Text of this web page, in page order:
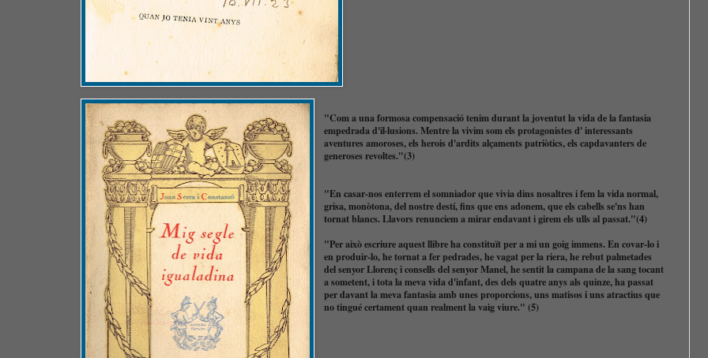
"Com a una formosa compensació tenim durant la joventut la vida de la fantasia
empedrada d'il·lusions. Mentre la vivim som els protagonistes d' interessants
aventures amoroses, els herois d'ardits alçaments patriòtics, els capdavanters de
generoses revoltes."(3)
"En casar-nos enterrem el somniador que vivia dins nosaltres i fem la vida normal,
grisa, monòtona, del nostre destí, fins que ens adonem, que els cabells se'ns han
tornat blancs. Llavors renunciem a mirar endavant i girem els ulls al passat."(4)
"Per això escriure aquest llibre ha constituït per a mi un goig immens. En covar-lo i
en produir-lo, he tornat a fer pedrades, he vagat per la riera, he rebut palmetades
del senyor Llorenç i consells del senyor Manel, he sentit la campana de la sang tocant
a sometent, i tota la meva vida d'infant, des dels quatre anys als quinze, ha passat
per davant la meva fantasia amb unes proporcions, uns matisos i uns atractius que
no tingué certament quan realment la vaig viure." (5)